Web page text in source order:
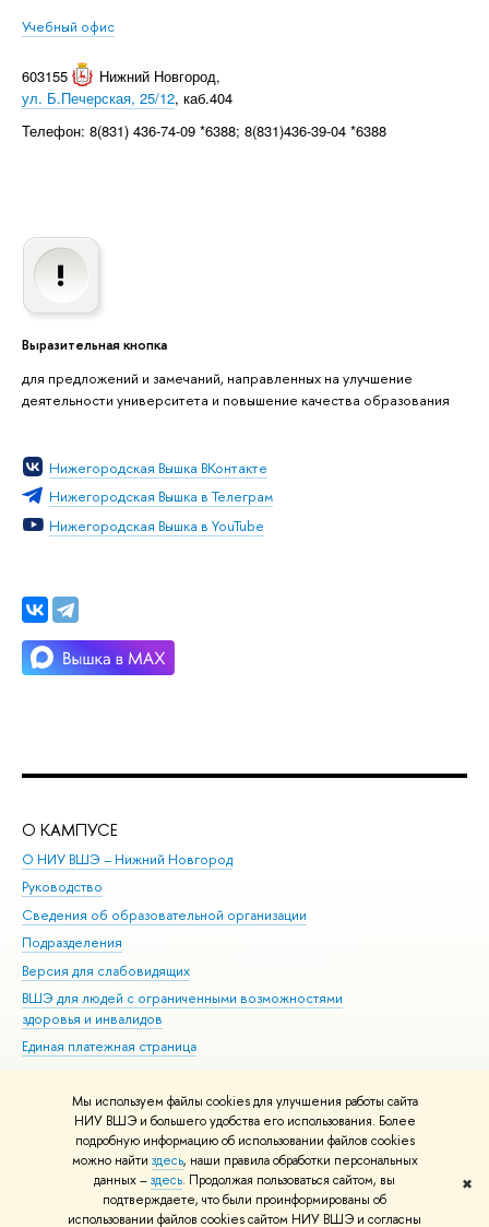
Мы используем файлы cookies для улучшения работы сайта
НИУ ВШЭ и большего удобства его использования. Более
подробную информацию об использовании файлов cookies
можно найти здесь, наши правила обработки персональных
данных –здесь. Продолжая пользоваться сайтом, вы
подтверждаете, что были проинформированы об
использовании файлов cookies сайтом НИУ ВШЭ и согласны
✖
Учебный офис
603155 Нижний Новгород,
ул. Б.Печерская, 25/12, каб.404
Телефон: 8(831) 436-74-09 *6388; 8(831)436-39-04 *6388
Выразительная кнопка
для предложений и замечаний, направленных на улучшение
деятельности университета и повышение качества образования
Нижегородская Вышка ВКонтакте
Нижегородская Вышка в Телеграм
Нижегородская Вышка в YouTube
О КАМПУСЕ
О НИУ ВШЭ – Нижний Новгород
Руководство
Сведения об образовательной организации
Подразделения
Версия для слабовидящих
ВШЭ для людей с ограниченными возможностями
здоровья и инвалидов
Единая платежная страница
© НИУ ВШЭ 1993–2026 Адреса и контакты Условия использования